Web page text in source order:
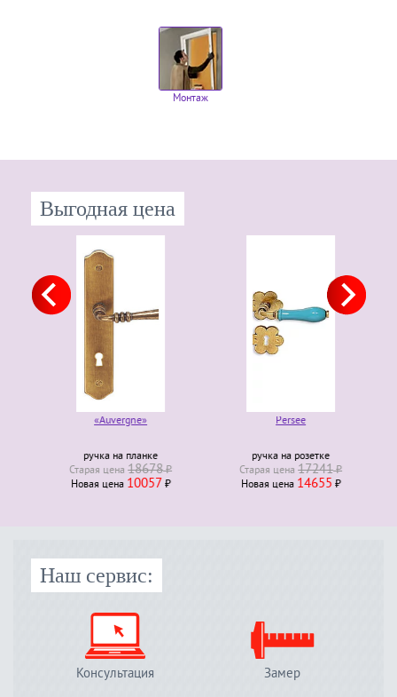
Монтаж
Выгодная цена
«Auvergne»
ручка на планке
Старая ценa18678₽
Новая ценa10057₽
Persee
ручка на розетке
Старая ценa17241₽
Новая ценa14655₽
Наш сервис:
Консультация Замер